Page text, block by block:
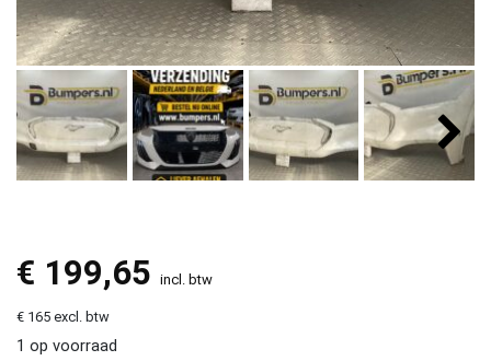
€ 199,65 incl. btw
€ 165 excl. btw
1 op voorraad